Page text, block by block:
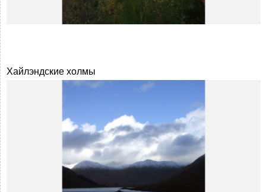
Хайлэндские холмы